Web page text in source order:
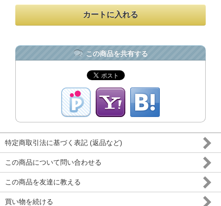
この商品を共有する
特定商取引法に基づく表記 (返品など)
この商品について問い合わせる
この商品を友達に教える
買い物を続ける